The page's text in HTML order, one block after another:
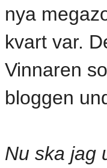
nya
kvart var.
Vinnaren
bloggen
Nu ska jag